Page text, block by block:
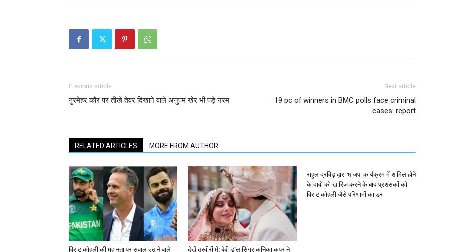
Previous article
गुरमेहर कौर पर तीखे तेवर दिखाने वाले अनुपम खेर भी पड़े नरम
Next article
19 pc of winners in BMC polls face criminal
cases: report
RELATED ARTICLES MORE FROM AUTHOR
विराट कोहली की महानता पर सवाल उठाने वाले
देखें तस्वीरों में: बेबी डॉल सिंगर कनिका कपूर ने
राहुल द्रविड़ द्वारा भाजपा कार्यक्रम में शामिल होने
के दावों को खारिज करने के बाद प्रशंसकों को
विराट कोहली जैसे परिणामों का डर